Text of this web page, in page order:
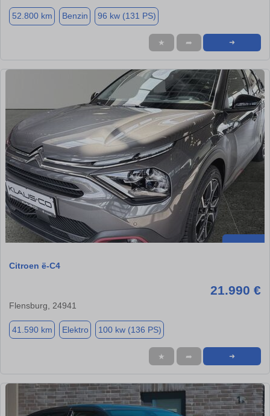
52.800 km Benzin 96 kw (131 PS)
★ ➦ ➜
Citroen ë-C4
21.990 €
Flensburg, 24941
41.590 km Elektro 100 kw (136 PS)
★ ➦ ➜